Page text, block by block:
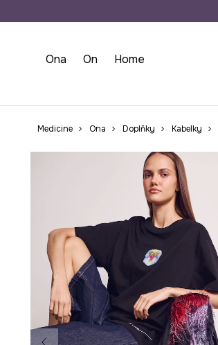
Ona On Home
Medicine Ona Doplňky Kabelky